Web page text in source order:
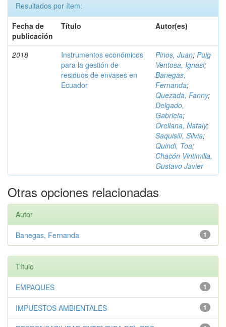
Resultados por ítem:
Fecha de
publicación
Título Autor(es)
2018
Instrumentos económicos
para la gestión de
residuos de envases en
Ecuador
Pinos, Juan; Puig
Ventosa, Ignasi;
Banegas,
Fernanda;
Quezada, Fanny;
Delgado,
Gabriela;
Orellana, Nataly;
Saquisilí, Silvia;
Quindi, Toa;
Chacón Vintimilla,
Gustavo Javier
Otras opciones relacionadas
Autor
1
Banegas, Fernanda
Título
1
EMPAQUES
1
IMPUESTOS AMBIENTALES